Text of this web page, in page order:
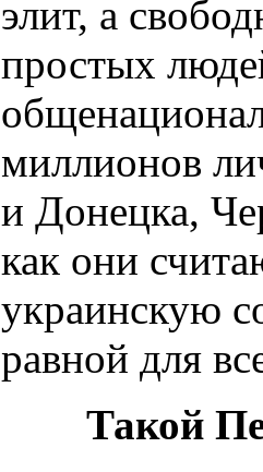
элит, а
простых
миллионов
и Донецка,
как они
украинскую
равной для
Такой